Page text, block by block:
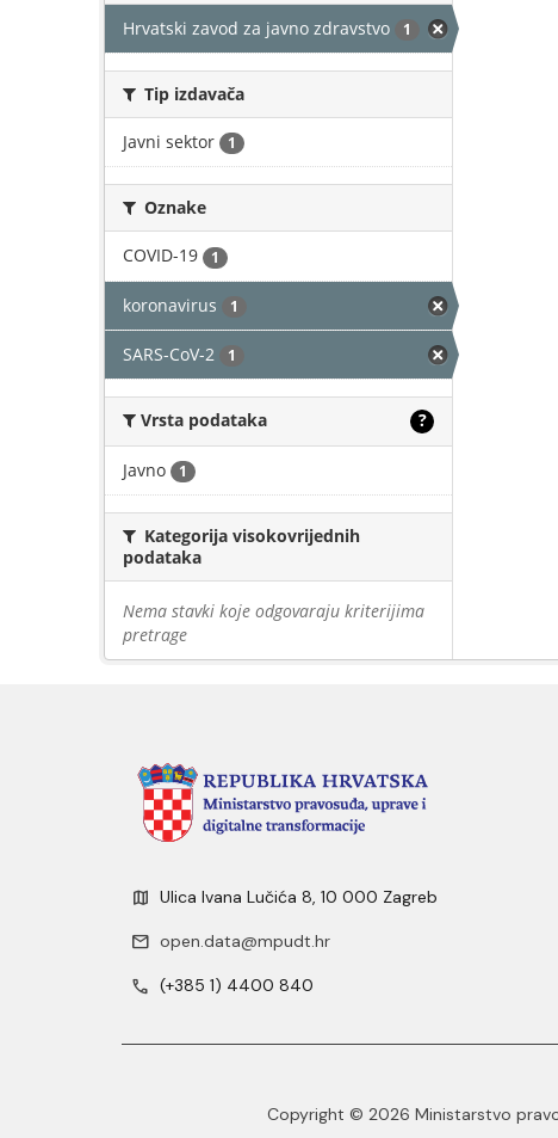
Hrvatski zavod za javno zdravstvo 1
Tip izdavača
Javni sektor 1
Oznake
COVID-19 1
koronavirus 1
SARS-CoV-2 1
Vrsta podataka ?
Javno 1
Kategorija visokovrijednih
podataka
Nema stavki koje odgovaraju kriterijima
pretrage